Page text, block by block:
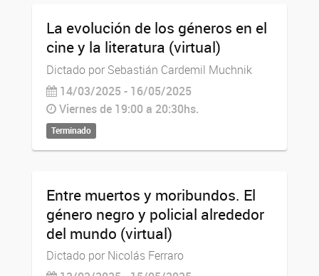
La evolución de los géneros en el
cine y la literatura (virtual)
Dictado por Sebastián Cardemil Muchnik
14/03/2025 - 16/05/2025
Viernes de 19:00 a 20:30hs.
Terminado
Entre muertos y moribundos. El
género negro y policial alrededor
del mundo (virtual)
Dictado por Nicolás Ferraro